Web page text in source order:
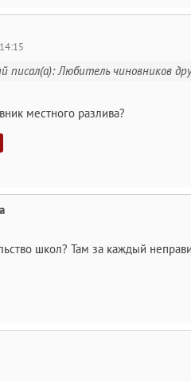
писал(а): Любитель чиновников
местного разлива?
школ? Там за каждый